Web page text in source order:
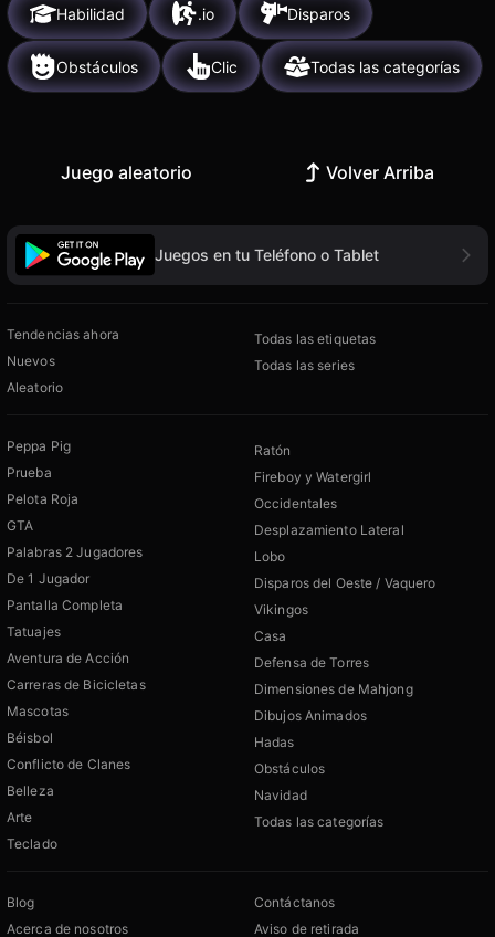
Habilidad .io Disparos
Obstáculos Clic Todas las categorías
Juego aleatorio Volver Arriba
Juegos en tu Teléfono o Tablet
Tendencias ahora
Nuevos
Aleatorio
Todas las etiquetas
Todas las series
Peppa Pig
Prueba
Pelota Roja
GTA
Palabras 2 Jugadores
De 1 Jugador
Pantalla Completa
Tatuajes
Aventura de Acción
Carreras de Bicicletas
Mascotas
Béisbol
Conflicto de Clanes
Belleza
Arte
Teclado
Ratón
Fireboy y Watergirl
Occidentales
Desplazamiento Lateral
Lobo
Disparos del Oeste / Vaquero
Vikingos
Casa
Defensa de Torres
Dimensiones de Mahjong
Dibujos Animados
Hadas
Obstáculos
Navidad
Todas las categorías
Blog
Acerca de nosotros
Contáctanos
Aviso de retirada